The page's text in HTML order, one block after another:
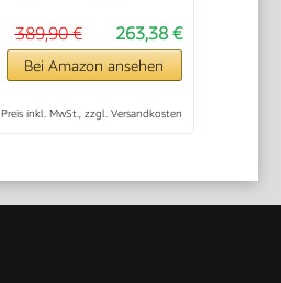
263,38 €
389,90 €
Bei Amazon ansehen
Preis inkl. MwSt., zzgl. Versandkosten